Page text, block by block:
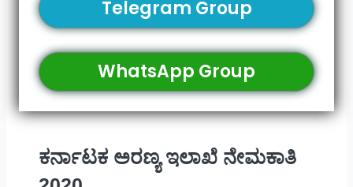
Telegram Group
WhatsApp Group
ಕರ್ನಾಟಕ ಅರಣ್ಯ ಇಲಾಖೆ ನೇಮಕಾತಿ